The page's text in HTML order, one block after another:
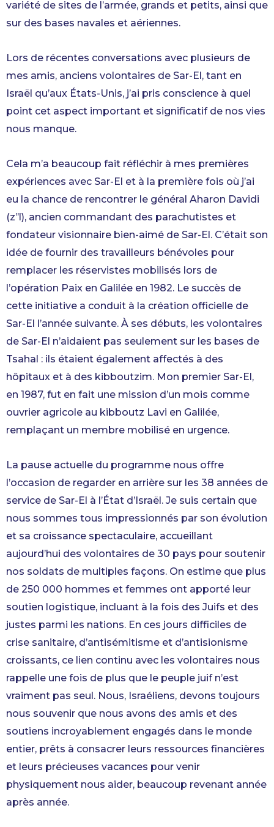
variété de sites de l’armée, grands et petits, ainsi que
sur des bases navales et aériennes.
Lors de récentes conversations avec plusieurs de
mes amis, anciens volontaires de Sar-El, tant en
Israël qu’aux États-Unis, j’ai pris conscience à quel
point cet aspect important et significatif de nos vies
nous manque.
Cela m’a beaucoup fait réfléchir à mes premières
expériences avec Sar-El et à la première fois où j’ai
eu la chance de rencontrer le général Aharon Davidi
(z’’l), ancien commandant des parachutistes et
fondateur visionnaire bien-aimé de Sar-El. C’était son
idée de fournir des travailleurs bénévoles pour
remplacer les réservistes mobilisés lors de
l’opération Paix en Galilée en 1982. Le succès de
cette initiative a conduit à la création officielle de
Sar-El l’année suivante. À ses débuts, les volontaires
de Sar-El n’aidaient pas seulement sur les bases de
Tsahal : ils étaient également affectés à des
hôpitaux et à des kibboutzim. Mon premier Sar-El,
en 1987, fut en fait une mission d’un mois comme
ouvrier agricole au kibboutz Lavi en Galilée,
remplaçant un membre mobilisé en urgence.
La pause actuelle du programme nous offre
l’occasion de regarder en arrière sur les 38 années de
service de Sar-El à l’État d’Israël. Je suis certain que
nous sommes tous impressionnés par son évolution
et sa croissance spectaculaire, accueillant
aujourd’hui des volontaires de 30 pays pour soutenir
nos soldats de multiples façons. On estime que plus
de 250 000 hommes et femmes ont apporté leur
soutien logistique, incluant à la fois des Juifs et des
justes parmi les nations. En ces jours difficiles de
crise sanitaire, d’antisémitisme et d’antisionisme
croissants, ce lien continu avec les volontaires nous
rappelle une fois de plus que le peuple juif n’est
vraiment pas seul. Nous, Israéliens, devons toujours
nous souvenir que nous avons des amis et des
soutiens incroyablement engagés dans le monde
entier, prêts à consacrer leurs ressources financières
et leurs précieuses vacances pour venir
physiquement nous aider, beaucoup revenant année
après année.